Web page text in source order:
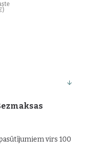
virs 100